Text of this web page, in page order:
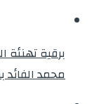
برقية
محمد الفائد